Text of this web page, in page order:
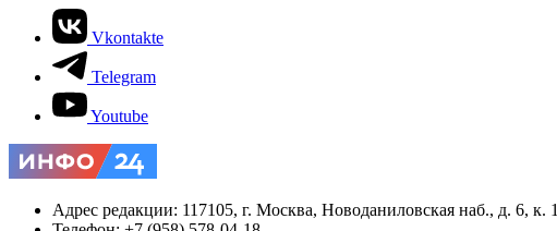
Vkontakte
Telegram
Youtube
Адрес редакции: 117105, г. Москва, Новоданиловская наб., д. 6, к. 1